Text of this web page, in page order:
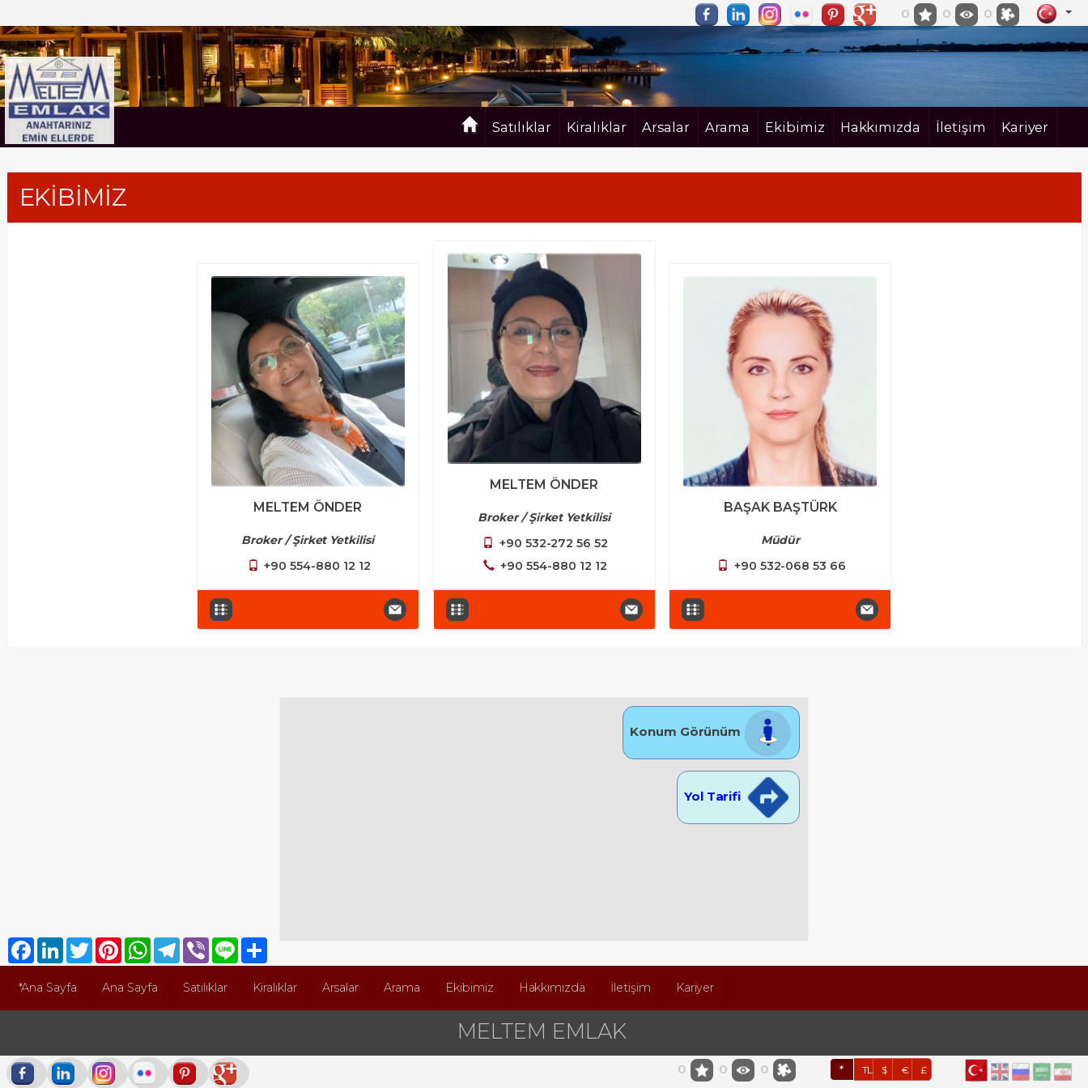
0 0 0
Satılıklar Kiralıklar Arsalar Arama Ekibimiz Hakkımızda İletişim Kariyer
EKİBİMİZ
MELTEM ÖNDER
Broker / Şirket Yetkilisi
+90 554-880 12 12
MELTEM ÖNDER
Broker / Şirket Yetkilisi
+90 532-272 56 52
+90 554-880 12 12
BAŞAK BAŞTÜRK
Müdür
+90 532-068 53 66
Konum Görünüm
Yol Tarifi
*Ana Sayfa Ana Sayfa Satılıklar Kiralıklar Arsalar Arama Ekibimiz Hakkımızda İletişim Kariyer
Facebook
LinkedInTwitterPinterestWhatsAppTelegram
Viber Line Share
MELTEM EMLAK
MELTEM EMLAK 0 0 0 * TL $ € £